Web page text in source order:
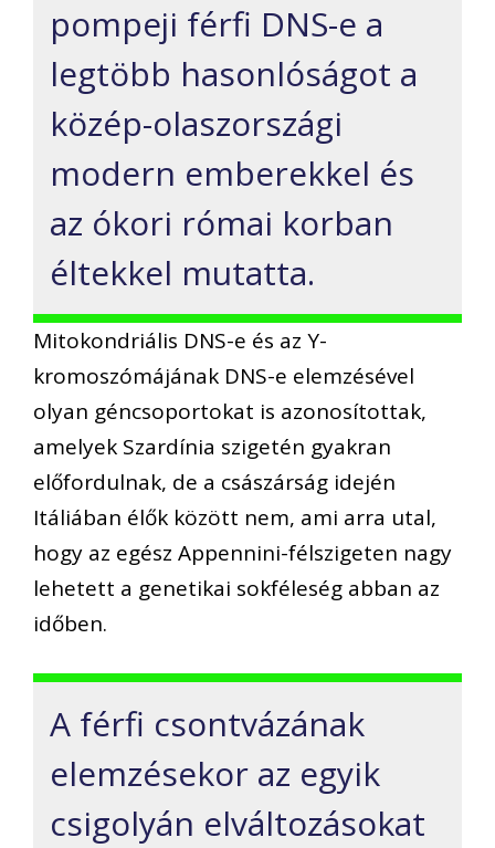
pompeji férfi DNS-e a
legtöbb hasonlóságot a
közép-olaszországi
modern emberekkel és
az ókori római korban
éltekkel mutatta.
Mitokondriális DNS-e és az Y-
kromoszómájának DNS-e elemzésével
olyan géncsoportokat is azonosítottak,
amelyek Szardínia szigetén gyakran
előfordulnak, de a császárság idején
Itáliában élők között nem, ami arra utal,
hogy az egész Appennini-félszigeten nagy
lehetett a genetikai sokféleség abban az
időben.
A férfi csontvázának
elemzésekor az egyik
csigolyán elváltozásokat